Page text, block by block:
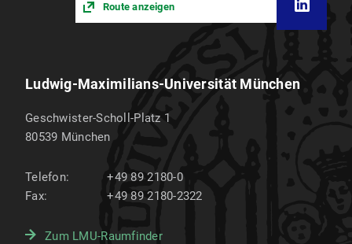
Route anzeigen
Ludwig-Maximilians-Universität München
Geschwister-Scholl-Platz 1
80539 München
Telefon:
+49 89 2180-0
Fax:
+49 89 2180-2322
Zum LMU-Raumfinder